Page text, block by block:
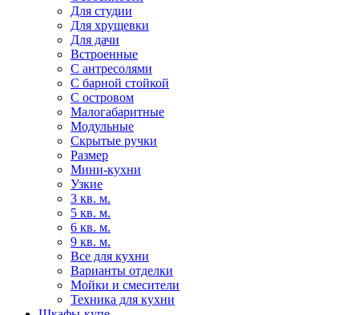
Для студии
Для хрущевки
Для дачи
Встроенные
С антресолями
С барной стойкой
С островом
Малогабаритные
Модульные
Скрытые ручки
Размер
Мини-кухни
Узкие
3 кв. м.
5 кв. м.
6 кв. м.
9 кв. м.
Все для кухни
Варианты отделки
Мойки и смесители
Техника для кухни